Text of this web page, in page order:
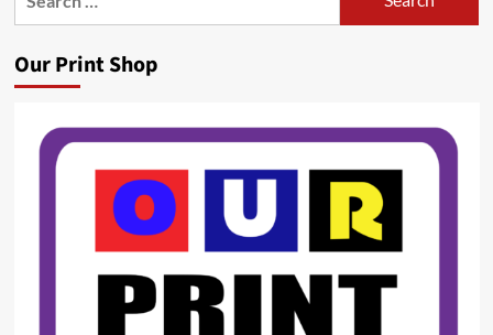
Our Print Shop